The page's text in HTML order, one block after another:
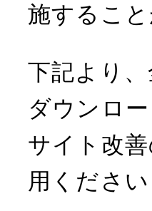
施すること
下記より
ダウンロ
サイト改
用ください